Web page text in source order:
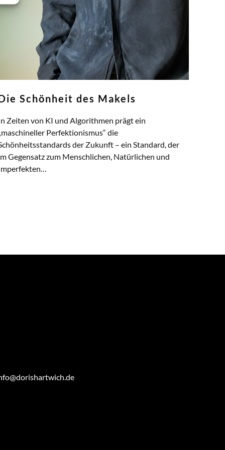
Schönheit des Makels
Zeiten von KI und Algorithmen prägt ein
Perfektionismus“ die
der Zukunft – ein Standard, der
Gegensatz zum Menschlichen, Natürlichen und